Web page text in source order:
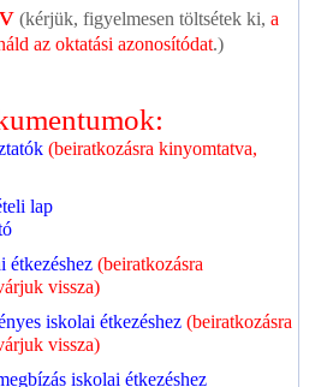
(kérjük, figyelmesen töltsétek ki,a
az oktatási azonosítódat.)
(beiratkozásra kinyomtatva,
lap
étkezéshez (beiratkozásra
vissza)
iskolai étkezéshez (beiratkozásra
vissza)
iskolai étkezéshez